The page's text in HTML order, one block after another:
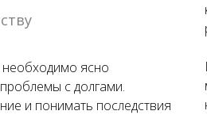
ясно
с долгами.
и понимать последствия